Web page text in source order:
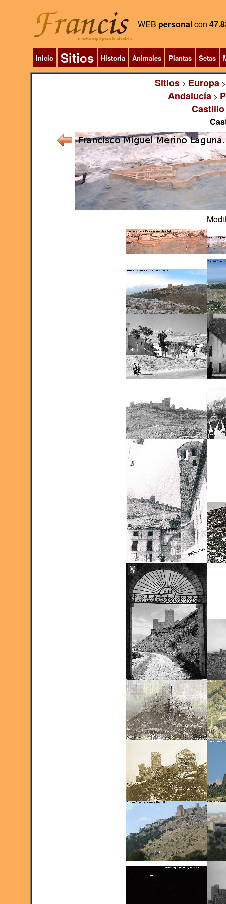
WEB personalcon
Inicio Sitios Historia Animales Plantas Setas
Sitios> Europa
Andalucía >